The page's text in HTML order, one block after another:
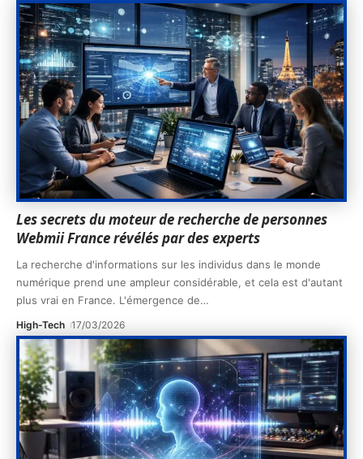
Les secrets du moteur de recherche de personnes
Webmii France révélés par des experts
La recherche d'informations sur les individus dans le monde
numérique prend une ampleur considérable, et cela est d'autant
plus vrai en France. L'émergence de…
High-Tech 17/03/2026